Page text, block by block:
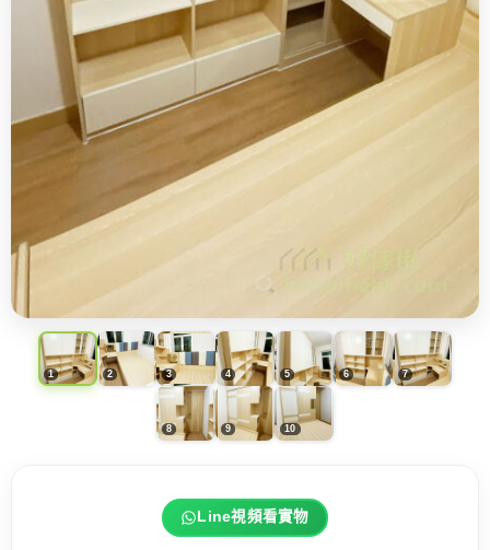
Line視頻看實物